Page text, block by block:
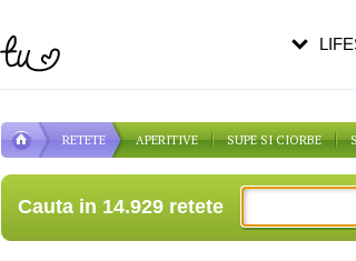
RETETE APERITIVE SUPE SI CIORBE
Cauta in 14.929 retete